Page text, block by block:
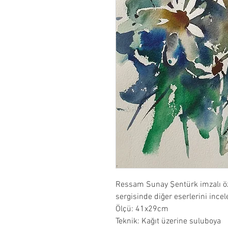
Ressam Sunay Şentürk imzalı
sergisinde diğer eserlerini
Ölçü: 41x29cm
Teknik: Kağıt üzerine suluboya